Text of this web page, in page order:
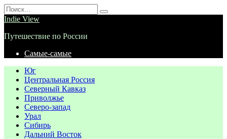
Перейти
к
Search
for:
Indie View
Путешествие по России
Самые-самые
Юг
Центральная Россия
Северный Кавказ
Приволжье
Северо-запад
Урал
Сибирь
Дальний Восток